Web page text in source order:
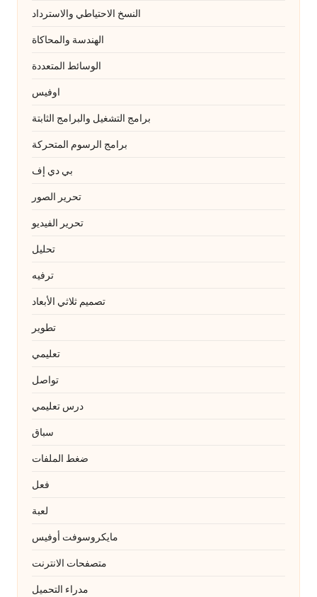
النسخ الاحتياطي والاسترداد
الهندسة والمحاكاة
الوسائط المتعددة
اوفيس
برامج التشغيل والبرامج الثابتة
برامج الرسوم المتحركة
بي دي إف
تحرير الصور
تحرير الفيديو
تحليل
ترفيه
تصميم ثلاثي الأبعاد
تطوير
تعليمي
تواصل
درس تعليمي
سباق
ضغط الملفات
فعل
لعبة
مايكروسوفت أوفيس
متصفحات الانترنت
مدراء التحميل